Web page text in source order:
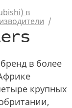
в
/
в более
крупных